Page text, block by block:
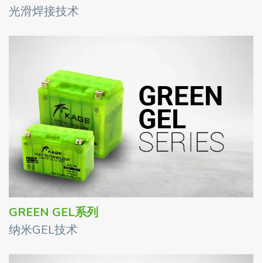
光滑焊接技术
GREEN GEL系列
纳米GEL技术